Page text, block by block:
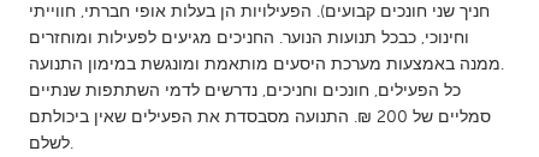
SINGAPORE
Singapore
UNITED KINGDOM
חניך שני חונכים קבועים). הפעילויות הן בעלות אופי חברתי, חווייתי
וחינוכי, כבכל תנועות הנוער. החניכים מגיעים לפעילות ומוחזרים
ממנה באמצעות מערכת היסעים מותאמת ומונגשת במימון התנועה.
כל הפעילים, חונכים וחניכים, נדרשים לדמי השתתפות שנתיים
סמליים של 200 ₪. התנועה מסבסדת את הפעילים שאין ביכולתם
לשלם.